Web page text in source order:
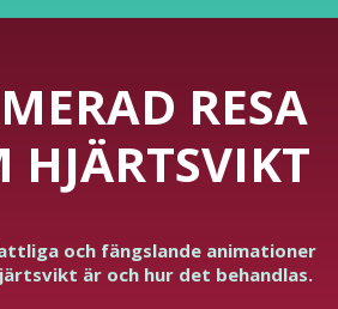
RESA
HJÄRTSVIKT
och fängslande animationer
är och hur det behandlas.